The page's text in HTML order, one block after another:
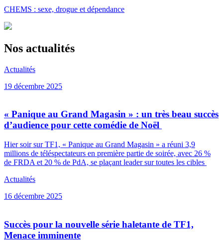
CHEMS : sexe, drogue et dépendance
Nos actualités
Actualités
19 décembre 2025
« Panique au Grand Magasin » : un très beau succès
d’audience pour cette comédie de Noël
Hier soir sur TF1, « Panique au Grand Magasin » a réuni 3,9
millions de téléspectateurs en première partie de soirée, avec 26 %
de FRDA et 20 % de PdA, se plaçant leader sur toutes les cibles
Actualités
16 décembre 2025
Succès pour la nouvelle série haletante de TF1,
Menace imminente